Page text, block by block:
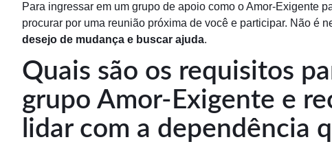
Para ingressar em um grupo de apoio como o Amor-Exigente
procurar por uma reunião próxima de você e participar. Não é
desejo de mudança e buscar ajuda.
Quais são os requisitos
grupo Amor-Exigente e
lidar com a dependência